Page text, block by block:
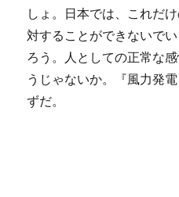
しょ。日本では、これだ
対することができないで
ろう。人としての正常な
うじゃないか。『風力発
ずだ。